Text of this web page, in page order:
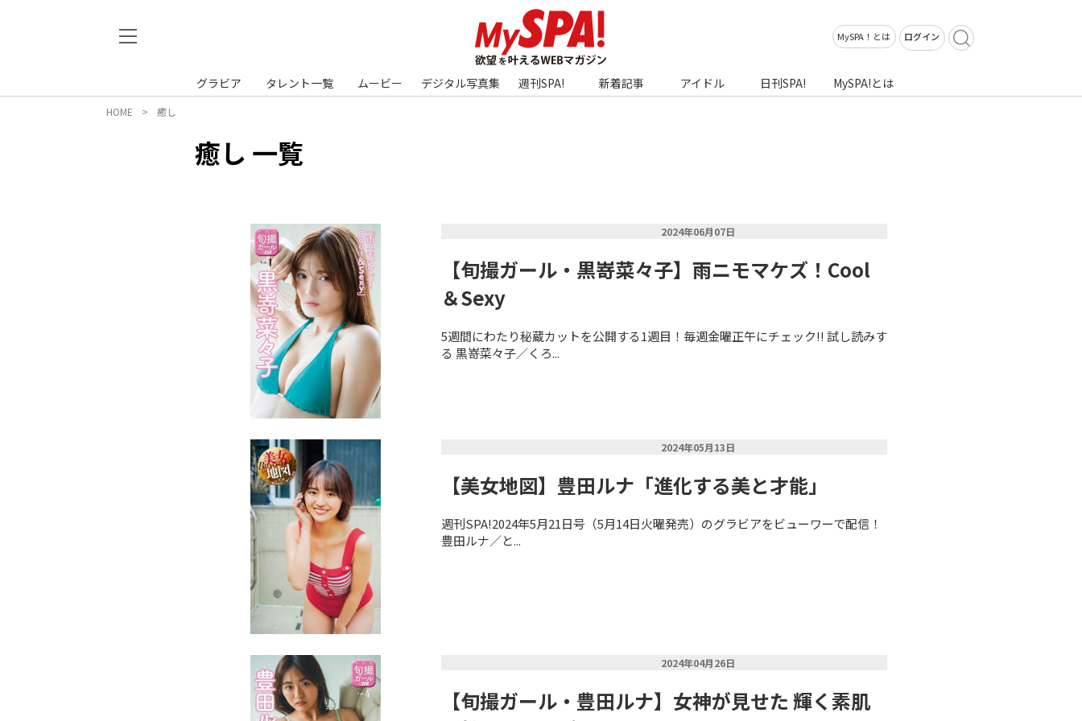
MySPA！とは ログイン
グラビア タレント一覧 ムービー デジタル写真集 週刊SPA! 新着記事 アイドル 日刊SPA! MySPA!とは
HOME 癒し
癒し 一覧
2024年06月07日
【旬撮ガール・黒嵜菜々子】雨ニモマケズ！Cool
＆Sexy
5週間にわたり秘蔵カットを公開する1週目！毎週金曜正午にチェック!! 試し読みす
る 黒嵜菜々子／くろ...
2024年05月13日
【美女地図】豊田ルナ「進化する美と才能」
週刊SPA!2024年5月21日号（5月14日火曜発売）のグラビアをビューワーで配信！
豊田ルナ／と...
2024年04月26日
【旬撮ガール・豊田ルナ】女神が見せた 輝く素肌